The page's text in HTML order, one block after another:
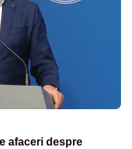
afaceri despre